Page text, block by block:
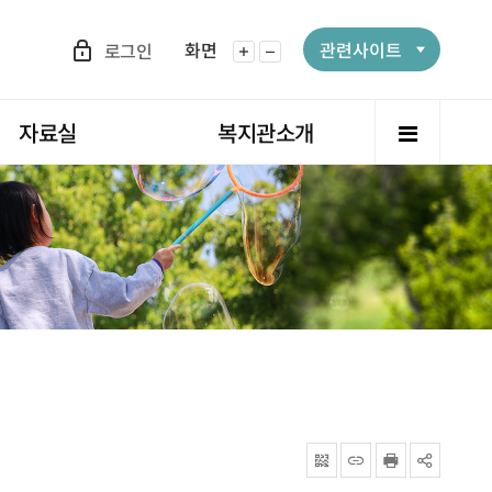
로그인
화면
화면확대
화면축소
관련사이트
자료실 복지관소개 전체메
QRcode주소복사
프린터